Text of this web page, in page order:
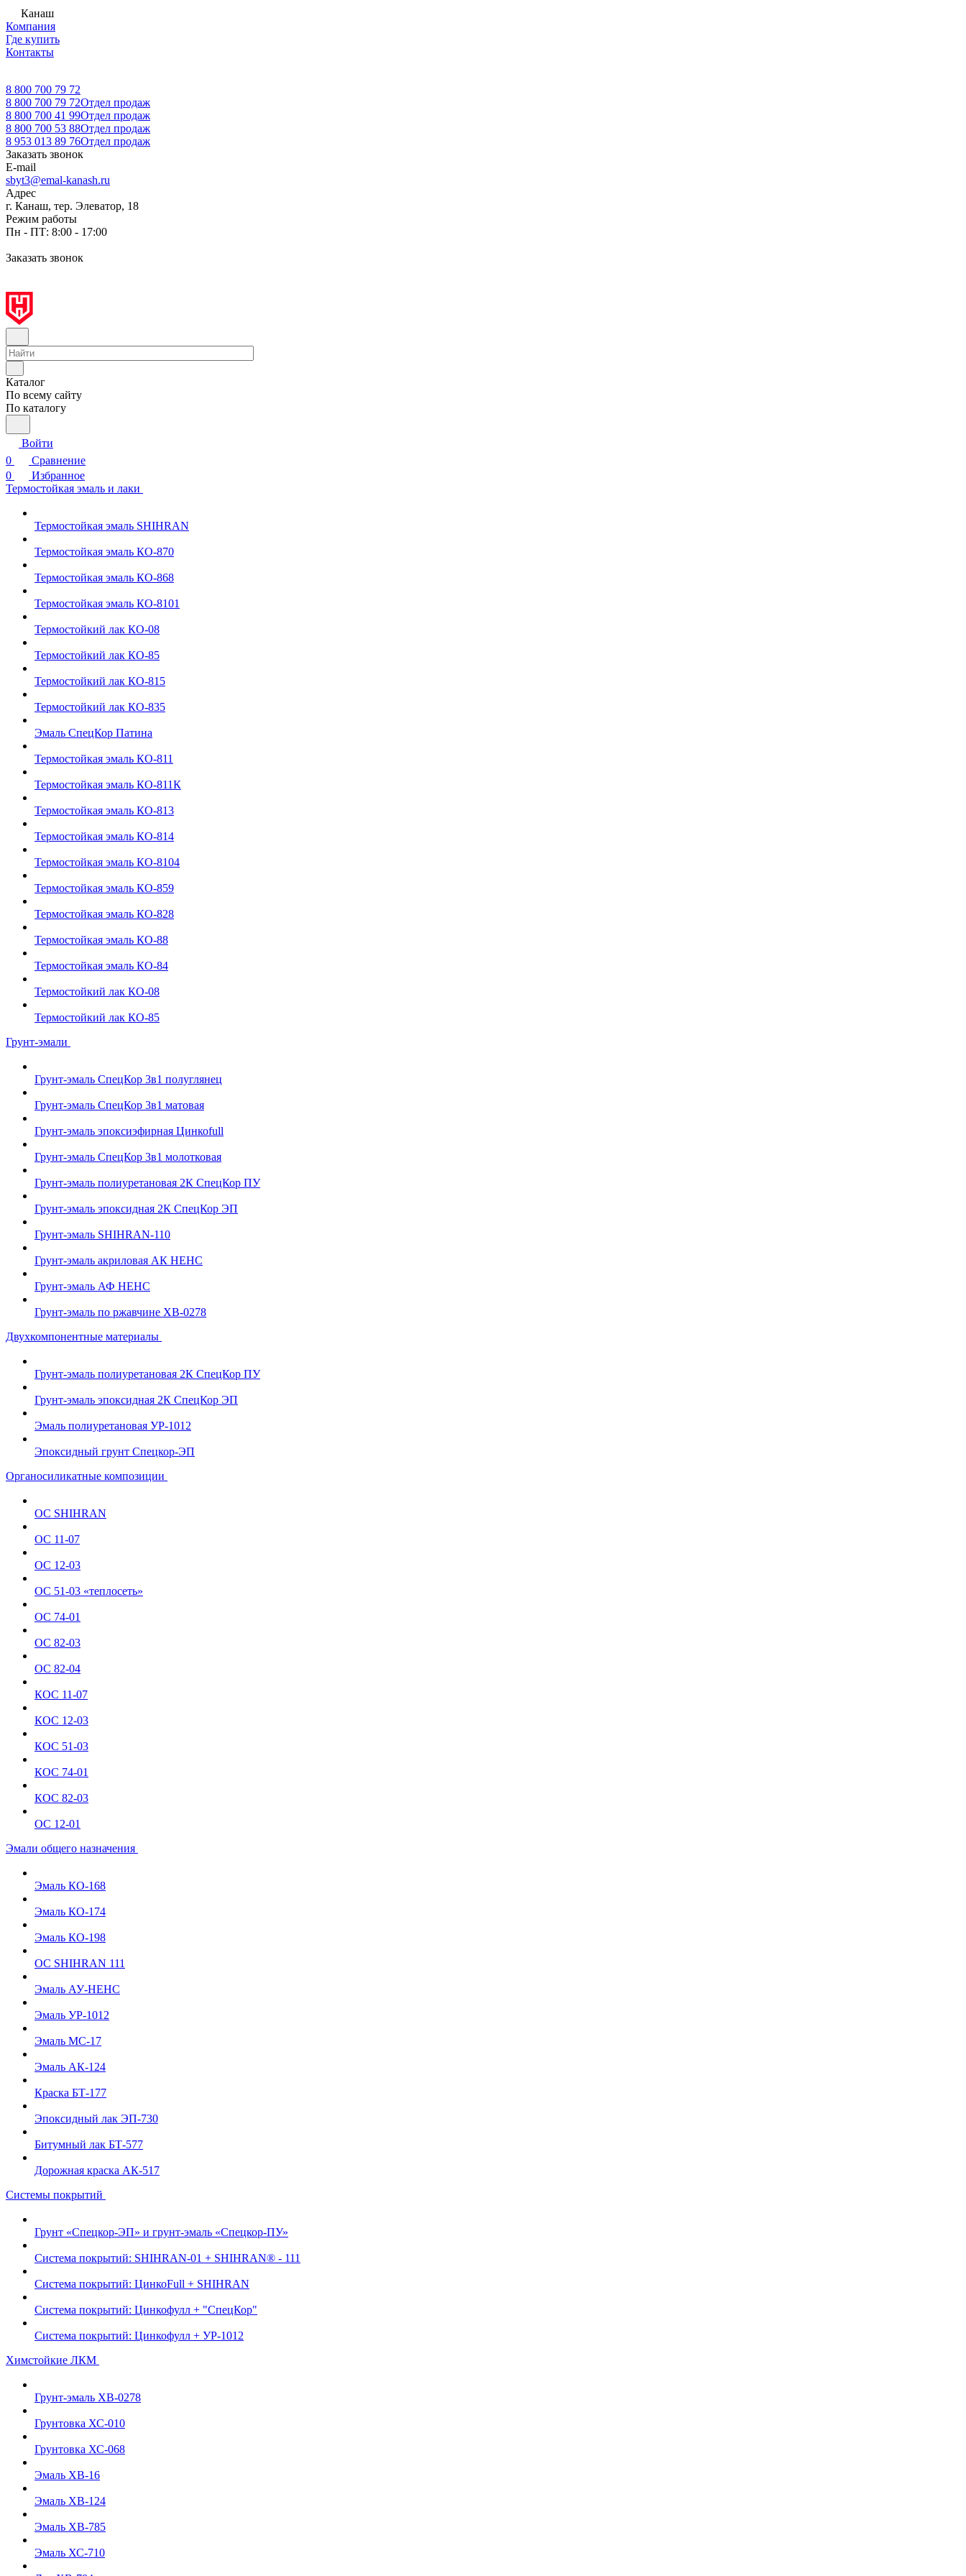
Канаш
Компания
Где купить
Контакты
8 800 700 79 72
8 800 700 79 72Отдел продаж
8 800 700 41 99Отдел продаж
8 800 700 53 88Отдел продаж
8 953 013 89 76Отдел продаж
Заказать звонок
E-mail
sbyt3@emal-kanash.ru
Адрес
г. Канаш, тер. Элеватор, 18
Режим работы
Пн - ПТ: 8:00 - 17:00
Заказать звонок
Каталог
По всему сайту
По каталогу
Войти
0
Сравнение
0
Избранное
Термостойкая эмаль и лаки
Термостойкая эмаль SHIHRAN
Термостойкая эмаль КО-870
Термостойкая эмаль КО-868
Термостойкая эмаль КО-8101
Термостойкий лак КО-08
Термостойкий лак КО-85
Термостойкий лак КО-815
Термостойкий лак КО-835
Эмаль СпецКор Патина
Термостойкая эмаль КО-811
Термостойкая эмаль КО-811К
Термостойкая эмаль КО-813
Термостойкая эмаль КО-814
Термостойкая эмаль КО-8104
Термостойкая эмаль КО-859
Термостойкая эмаль КО-828
Термостойкая эмаль КО-88
Термостойкая эмаль КО-84
Термостойкий лак КО-08
Термостойкий лак КО-85
Грунт-эмали
Грунт-эмаль СпецКор 3в1 полуглянец
Грунт-эмаль СпецКор 3в1 матовая
Грунт-эмаль эпоксиэфирная Цинкоfull
Грунт-эмаль СпецКор 3в1 молотковая
Грунт-эмаль полиуретановая 2К СпецКор ПУ
Грунт-эмаль эпоксидная 2К СпецКор ЭП
Грунт-эмаль SHIHRAN-110
Грунт-эмаль акриловая АК НЕНС
Грунт-эмаль АФ НЕНС
Грунт-эмаль по ржавчине ХВ-0278
Двухкомпонентные материалы
Грунт-эмаль полиуретановая 2К СпецКор ПУ
Грунт-эмаль эпоксидная 2К СпецКор ЭП
Эмаль полиуретановая УР-1012
Эпоксидный грунт Спецкор-ЭП
Органосиликатные композиции
ОС SHIHRAN
ОС 11-07
ОС 12-03
ОС 51-03 «теплосеть»
ОС 74-01
ОС 82-03
ОС 82-04
КОС 11-07
КОС 12-03
КОС 51-03
КОС 74-01
КОС 82-03
ОС 12-01
Эмали общего назначения
Эмаль КО-168
Эмаль КО-174
Эмаль КО-198
ОС SHIHRAN 111
Эмаль АУ-НЕНС
Эмаль УР-1012
Эмаль МС-17
Эмаль АК-124
Краска БТ-177
Эпоксидный лак ЭП-730
Битумный лак БТ-577
Дорожная краска АК-517
Системы покрытий
Грунт «Спецкор-ЭП» и грунт-эмаль «Спецкор-ПУ»
Система покрытий: SHIHRAN-01 + SHIHRAN® - 111
Система покрытий: ЦинкоFull + SHIHRAN
Система покрытий: Цинкофулл + "СпецКор"
Система покрытий: Цинкофулл + УР-1012
Химстойкие ЛКМ
Грунт-эмаль ХВ-0278
Грунтовка ХС-010
Грунтовка ХС-068
Эмаль ХВ-16
Эмаль ХВ-124
Эмаль ХВ-785
Эмаль ХС-710